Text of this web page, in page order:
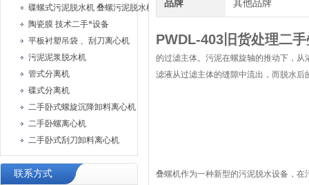
碟螺式污泥脱水机 叠螺污泥脱水机
陶瓷膜 技术二手*设备
平板衬塑吊袋 、刮刀离心机
污泥泥浆脱水机
管式分离机
碟式分离机
二手卧式螺旋沉降卸料离心机
二手卧螺离心机
二手卧式刮刀卸料离心机
联系方式
品牌 其他品牌
PWDL-403旧货处理二
的过滤主体。污泥在螺旋轴的推动下，
滤液从过滤主体的缝隙中流出，而脱水后
叠螺机作为一种新型的污泥脱水设备，